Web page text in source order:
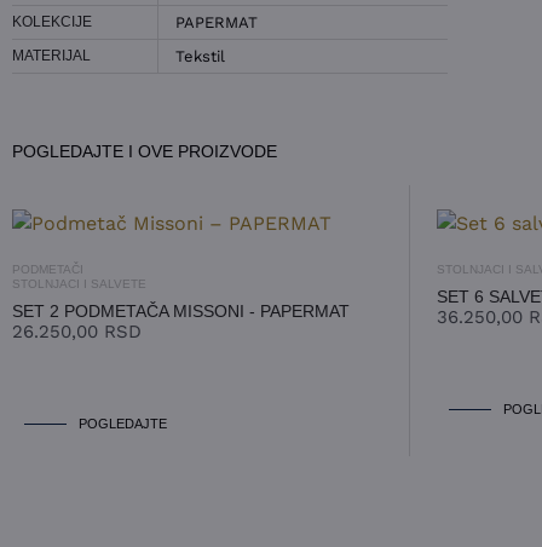
KONTAKT E-POŠTA
IZABERITE TEMU: UPIT ZA DOSTUPNOST
KOLEKCIJE PAPERMAT
MATERIJAL Tekstil
POGLEDAJTE I OVE PROIZVODE
PODMETAČI
STOLNJACI I SALVETE
SET 2 PODMETAČA MISSONI - PAPERMAT
26.250,00 RSD
POGLEDAJTE
STOLNJACI I
SET 6
36.250,00